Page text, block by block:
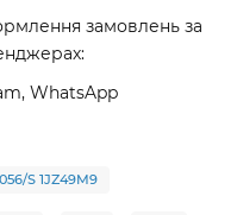
замовлень за
WhatsApp
S 1JZ49M9